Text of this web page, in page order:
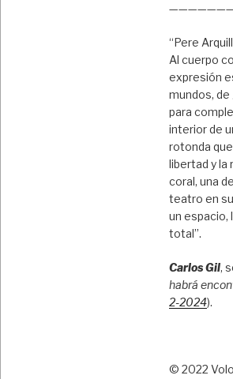
“Pere
Al cuerpo
expresión
mundos,
para
interior de
rotonda
libertad y la
coral, una
teatro en
un espacio,
total”.
Carlos Gil,
habrá
2-2024).
© 2022